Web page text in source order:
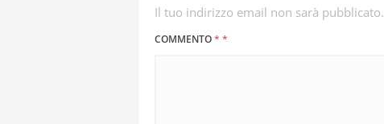
Il tuo indirizzo email non sarà pubblicato.
COMMENTO* *